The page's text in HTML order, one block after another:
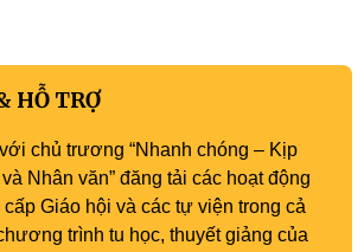
HỖ TRỢ
chủ trương “Nhanh chóng – Kịp
Nhân văn” đăng tải các hoạt động
Giáo hội và các tự viện trong cả
trình tu học, thuyết giảng của